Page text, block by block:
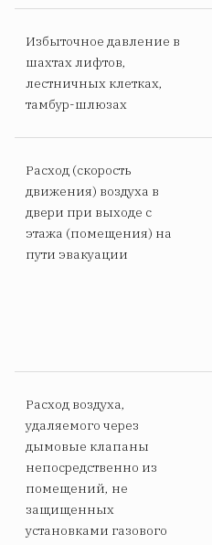
Избыточное давление в
шахтах лифтов,
лестничных клетках,
тамбур-шлюзах
Расход (скорость
движения) воздуха в
двери при выходе с
этажа (помещения) на
пути эвакуации
Расход воздуха,
удаляемого через
дымовые клапаны
непосредственно из
помещений, не
защищенных
установками газового